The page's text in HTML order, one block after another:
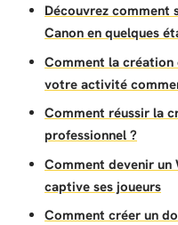
Découvrez comment
Canon en quelques
Comment la création
votre activité
Comment réussir la
professionnel ?
Comment devenir un
captive ses joueurs
Comment créer un